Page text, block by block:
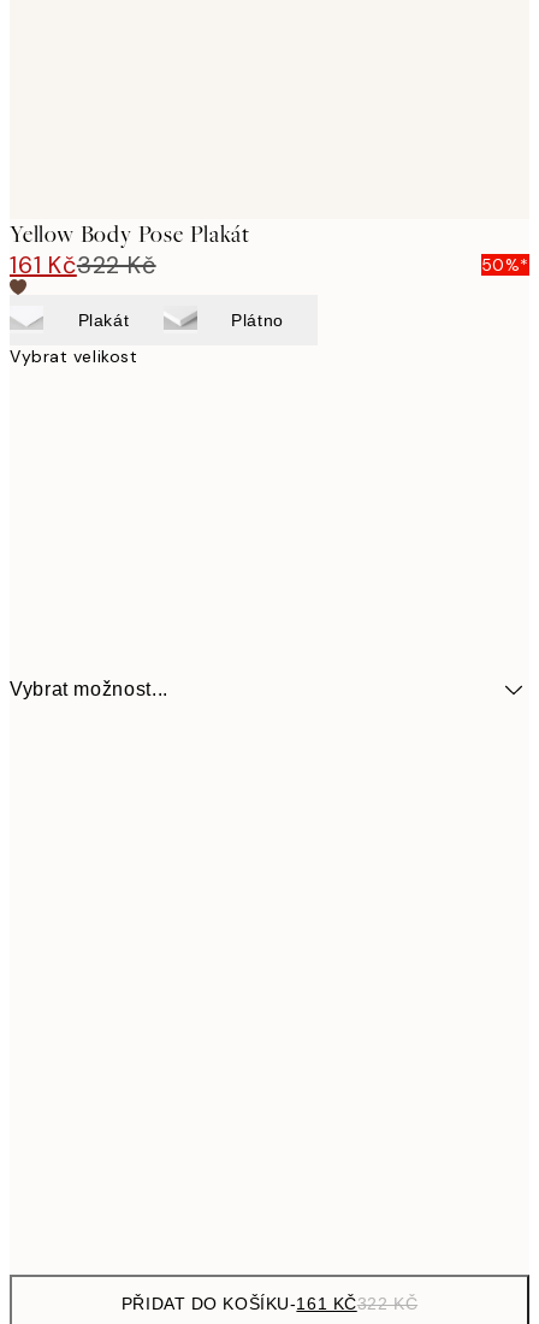
Yellow Body Pose Plakát
161 Kč322 Kč 50%*
Plakát Plátno
Vybrat velikost
Vybrat možnost...
PŘIDAT DO KOŠÍKU-161 KČ322 KČ